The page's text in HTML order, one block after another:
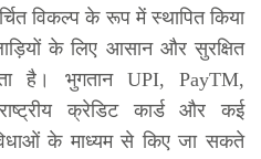
विकल्प के रूप में स्थापित किया
के लिए आसान और सुरक्षित
है। भुगतान UPI, PayTM,
क्रेडिट कार्ड और कई
के माध्यम से किए जा सकते